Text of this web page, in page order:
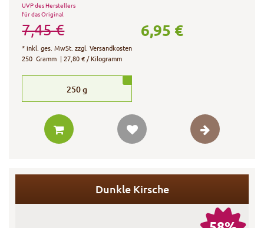
UVP des Herstellers
für das Original
7,45 € 6,95 €
*inkl. ges. MwSt. zzgl.Versandkosten
250 Gramm | 27,80 € / Kilogramm
250g
Dunkle Kirsche